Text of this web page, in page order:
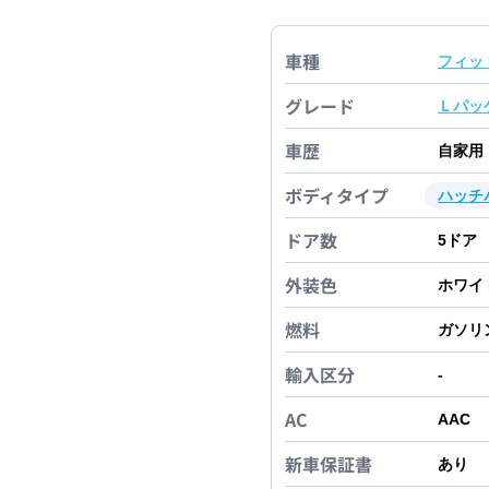
車種 フィッ
グレード Ｌパ
車歴 自家用
ボディタイプ ハッチ
ドア数 5 ドア
外装色 ホワイ
燃料 ガソリ
輸入区分 -
AC AAC
新車保証書 あり